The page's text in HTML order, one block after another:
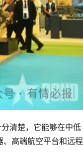
清楚，它能够在中低
高端航空平台和远程